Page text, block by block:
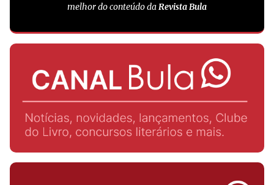
melhor do conteúdo daRevista Bula